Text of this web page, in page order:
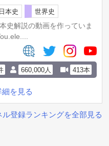
日本史
世界史
史解説の動画を作っていま
660,000人 413本
を見る
ル登録ランキングを全部見る